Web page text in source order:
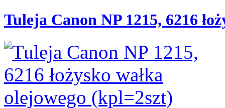
Tuleja Canon NP 1215, 6216